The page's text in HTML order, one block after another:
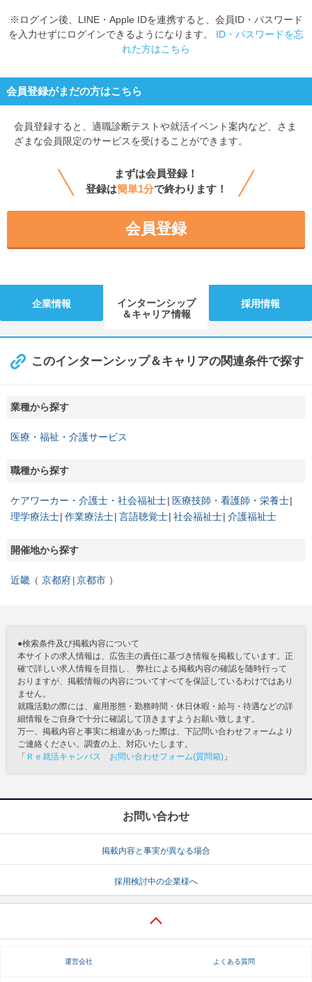
※ログイン後、LINE・Apple IDを連携すると、会員ID・パスワード
を入力せずにログインできるようになります。 ID・パスワードを忘
れた方はこちら
会員登録がまだの方はこちら
会員登録すると、 適職診断テストや就活イベント案内など、さま
ざまな会員限定のサービスを受けることができます。
まずは会員登録！
登録は簡単1分で終わります！
会員登録
企業情報
インターンシップ
＆キャリア情報
採用情報
このインターンシップ＆キャリアの関連条件で探す
業種から探す
医療・福祉・介護サービス
職種から探す
ケアワーカー・介護士・社会福祉士
医療技師・看護師・栄養士
理学療法士 作業療法士 言語聴覚士 社会福祉士 介護福祉士
開催地から探す
近畿 京都府 京都市
●検索条件及び掲載内容について
本サイトの求人情報は、広告主の責任に基づき情報を掲載しています。正
確で詳しい求人情報を目指し、 弊社による掲載内容の確認を随時行って
おりますが、掲載情報の内容についてすべてを保証しているわけではあり
ません。
就職活動の際には、雇用形態・勤務時間・休日休暇・給与・待遇などの詳
細情報をご自身で十分に確認して頂きますようお願い致します。
万一、掲載内容と事実に相違があった際は、下記問い合わせフォームより
ご連絡ください。調査の上、対応いたします。
「 Ｒｅ就活キャンパス お問い合わせフォーム(質問箱) 」
お問い合わせ
掲載内容と事実が異なる場合
採用検討中の企業様へ
運営会社 よくある質問